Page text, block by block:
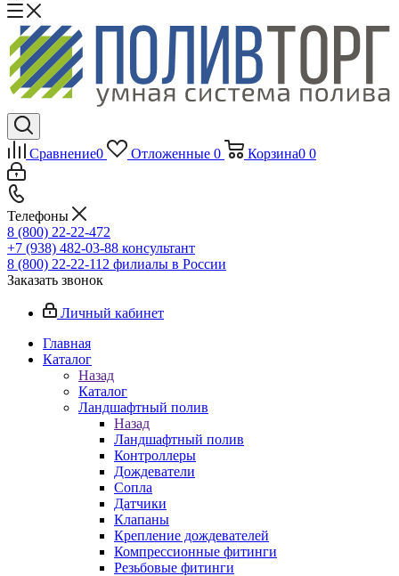
Сравнение0 Отложенные 0 Корзина0 0
Телефоны
8 (800) 22-22-472
+7 (938) 482-03-88 консультант
8 (800) 22-22-112 филиалы в России
Заказать звонок
Личный кабинет
Главная
Каталог
Назад
Каталог
Ландшафтный полив
Назад
Ландшафтный полив
Контроллеры
Дождеватели
Сопла
Датчики
Клапаны
Крепление дождевателей
Компрессионные фитинги
Резьбовые фитинги